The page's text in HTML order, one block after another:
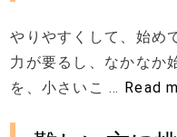
やりやすくして、始め
力が要るし、なかなか
を、小さいこ … Read